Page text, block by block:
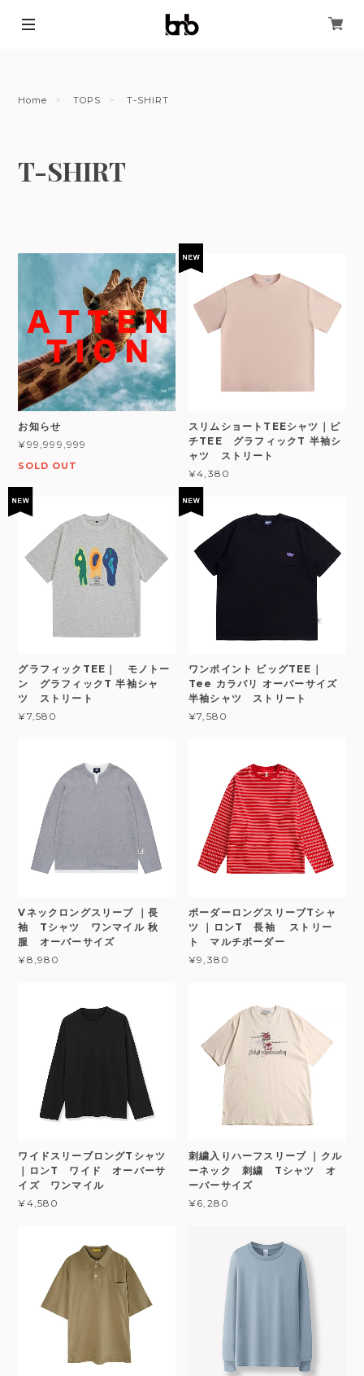
Home TOPS T-SHIRT
T-SHIRT
お知らせ
¥99,999,999
SOLD OUT
スリムショートTEEシャツ｜ピ
チTEE グラフィックT 半袖シ
ャツ ストリート
¥4,380
グラフィックTEE｜ モノトー
ン グラフィックT 半袖シャ
ツ ストリート
¥7,580
ワンポイント ビッグTEE｜
Tee カラバリ オーバーサイズ
半袖シャツ ストリート
¥7,580
Vネックロングスリーブ ｜長
袖 Tシャツ ワンマイル 秋
服 オーバーサイズ
¥8,980
ボーダーロングスリーブTシャ
ツ ｜ロンT 長袖 ストリー
ト マルチボーダー
¥9,380
ワイドスリーブロングTシャツ
｜ロンT ワイド オーバーサ
イズ ワンマイル
¥4,580
刺繍入りハーフスリーブ ｜クル
ーネック 刺繍 Tシャツ オ
ーバーサイズ
¥6,280